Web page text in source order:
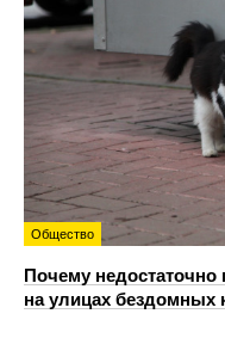
Общество
Почему недостаточно
на улицах бездомных